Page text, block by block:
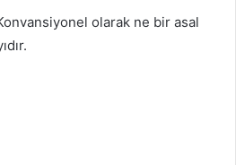
olarak ne bir asal